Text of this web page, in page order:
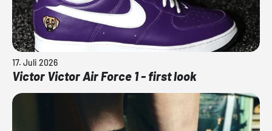
17. Juli 2026
Victor Victor Air Force 1 - first look